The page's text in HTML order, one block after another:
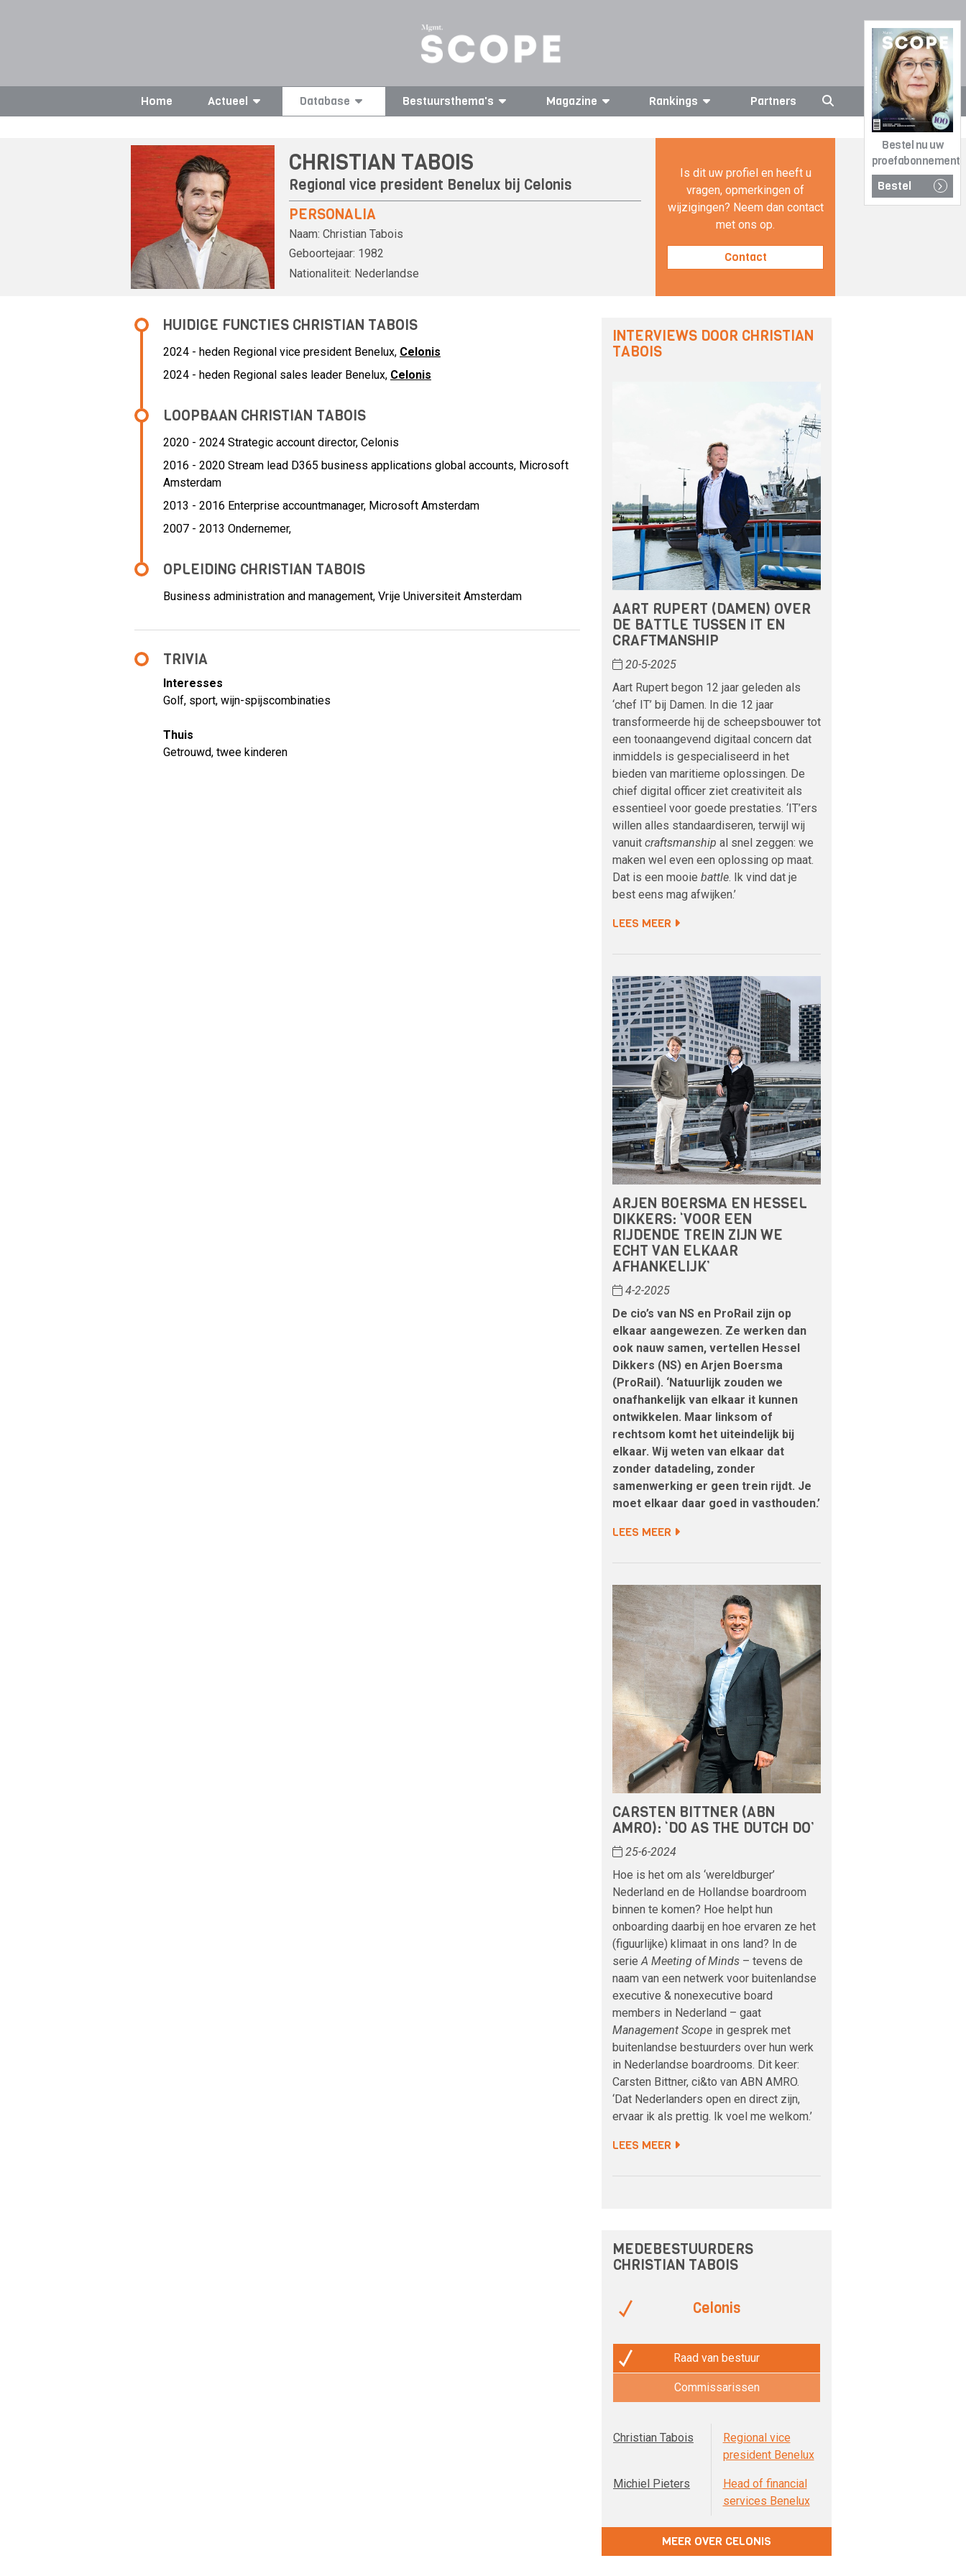
Bestel nu uw
proefabonnement
Bestel
Home Actueel Database Bestuursthema's Magazine Rankings Partners
CHRISTIAN TABOIS
Regional vice president Benelux bij Celonis
PERSONALIA
Naam: Christian Tabois
Geboortejaar: 1982
Nationaliteit: Nederlandse
Is dit uw profiel en heeft u
vragen, opmerkingen of
wijzigingen? Neem dan contact
met ons op.
Contact
HUIDIGE FUNCTIES CHRISTIAN TABOIS
2024 - heden Regional vice president Benelux, Celonis
2024 - heden Regional sales leader Benelux, Celonis
LOOPBAAN CHRISTIAN TABOIS
2020 - 2024 Strategic account director, Celonis
2016 - 2020 Stream lead D365 business applications global accounts, Microsoft
Amsterdam
2013 - 2016 Enterprise accountmanager, Microsoft Amsterdam
2007 - 2013 Ondernemer,
OPLEIDING CHRISTIAN TABOIS
Business administration and management, Vrije Universiteit Amsterdam
TRIVIA
Interesses
Golf, sport, wijn-spijscombinaties
Thuis
Getrouwd, twee kinderen
INTERVIEWS DOOR CHRISTIAN
TABOIS
AART RUPERT (DAMEN) OVER
DE BATTLE TUSSEN IT EN
CRAFTMANSHIP
20-5-2025
Aart Rupert begon 12 jaar geleden als
‘chef IT’ bij Damen. In die 12 jaar
transformeerde hij de scheepsbouwer tot
een toonaangevend digitaal concern dat
inmiddels is gespecialiseerd in het
bieden van maritieme oplossingen. De
chief digital officer ziet creativiteit als
essentieel voor goede prestaties. ‘IT’ers
willen alles standaardiseren, terwijl wij
vanuit craftsmanship al snel zeggen: we
maken wel even een oplossing op maat.
Dat is een mooie battle. Ik vind dat je
best eens mag afwijken.’
LEES MEER
ARJEN BOERSMA EN HESSEL
DIKKERS: ‘VOOR EEN
RIJDENDE TREIN ZIJN WE
ECHT VAN ELKAAR
AFHANKELIJK’
4-2-2025
De cio’s van NS en ProRail zijn op
elkaar aangewezen. Ze werken dan
ook nauw samen, vertellen Hessel
Dikkers (NS) en Arjen Boersma
(ProRail). ‘Natuurlijk zouden we
onafhankelijk van elkaar it kunnen
ontwikkelen. Maar linksom of
rechtsom komt het uiteindelijk bij
elkaar. Wij weten van elkaar dat
zonder datadeling, zonder
samenwerking er geen trein rijdt. Je
moet elkaar daar goed in vasthouden.’
LEES MEER
CARSTEN BITTNER (ABN
AMRO): ‘DO AS THE DUTCH DO’
25-6-2024
Hoe is het om als ‘wereldburger’
Nederland en de Hollandse boardroom
binnen te komen? Hoe helpt hun
onboarding daarbij en hoe ervaren ze het
(figuurlijke) klimaat in ons land? In de
serieA Meeting of Minds – tevens de
naam van een netwerk voor buitenlandse
executive & nonexecutive board
members in Nederland – gaat
Management Scope in gesprek met
buitenlandse bestuurders over hun werk
in Nederlandse boardrooms. Dit keer:
Carsten Bittner, ci&to van ABN AMRO.
‘Dat Nederlanders open en direct zijn,
ervaar ik als prettig. Ik voel me welkom.’
LEES MEER
MEDEBESTUURDERS
CHRISTIAN TABOIS
Celonis
Raad van bestuur
Commissarissen
Christian Tabois
Regional vice
president Benelux
Michiel Pieters
Head of financial
services Benelux
MEER OVER CELONIS